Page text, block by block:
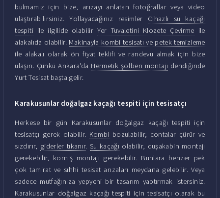
bulmamız için bize, arızayı anlatan fotoğraflar veya video
ulaştırabilirsiniz. Yollayacağınız resimler Cihazlı su kaçağı
tespitiile ilgilide olabilir Yer Tuvaletini Klozete Çevirme ile
alakalıda olabilir. Makinayla kombi tesisatı ve petek temizleme
ile alakalı olarak ön fiyat teklifi ve randevu almak için bize
ulaşın. Çünkü Ankara'da Hermetik şofben montajı dendiğinde
Yurt Tesisat başta gelir.
Karakusunlar doğalgaz kaçağı tespiti için tesisatçı
Herkese bir gün Karakusunlar doğalgaz kaçağı tespiti için
tesisatçı gerek olabilir. Kombi bozulabilir, contalar çürür ve
sızdırır, giderler tıkanır. Su kaçağı olabilir, duşakabin montajı
gerekebilir, korniş montajı gerekebilir. Bunlara benzer pek
çok tamirat ve sıhhi tesisat arızaları meydana gelebilir. Veya
sadece mutfağınıza yepyeni bir tasarım yaptırmak istersiniz.
Karakusunlar doğalgaz kaçağı tespiti için tesisatçı olarak bu